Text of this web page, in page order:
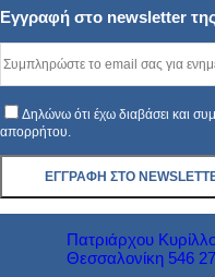
Εγγραφή στο newsletter
Δηλώνω ότι έχω διαβάσει και
απορρήτου.
Πατριάρχου
Θεσσαλονίκη 546 27